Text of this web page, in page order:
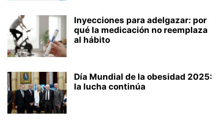
Inyecciones para adelgazar: por
qué la medicación no reemplaza
al hábito
Día Mundial de la obesidad 2025:
la lucha continúa